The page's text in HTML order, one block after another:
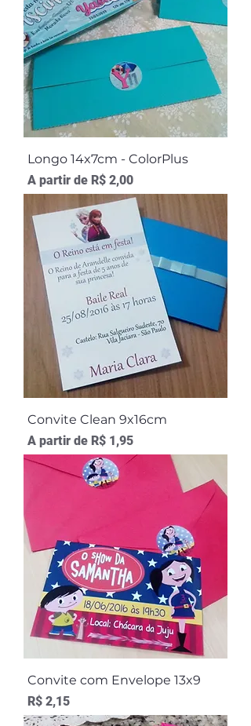
Longo 14x7cm - ColorPlus
A partir de R$ 2,00
Preço promocional
Convite Clean 9x16cm
A partir de R$ 1,95
Preço promocional
Convite com Envelope 13x9
Preço
R$ 2,15